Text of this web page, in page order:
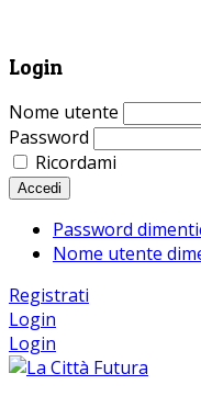
Login
Nome utente
Password
Ricordami
Accedi
Password
Nome utente
Registrati
Login
Login